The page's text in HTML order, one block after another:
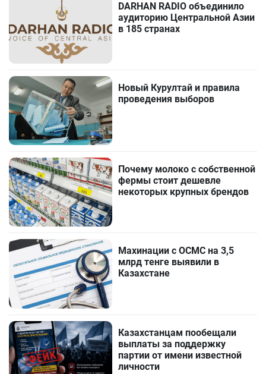
DARHAN RADIO объединило
аудиторию Центральной Азии
в 185 странах
Новый Курултай и правила
проведения выборов
Почему молоко с собственной
фермы стоит дешевле
некоторых крупных брендов
Махинации с ОСМС на 3,5
млрд тенге выявили в
Казахстане
Казахстанцам пообещали
выплаты за поддержку
партии от имени известной
личности